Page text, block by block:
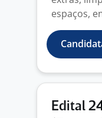
espaços,
Edital